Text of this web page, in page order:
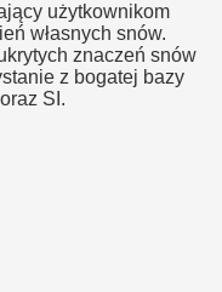
użytkownikom
własnych snów.
znaczeń snów
z bogatej bazy
SI.